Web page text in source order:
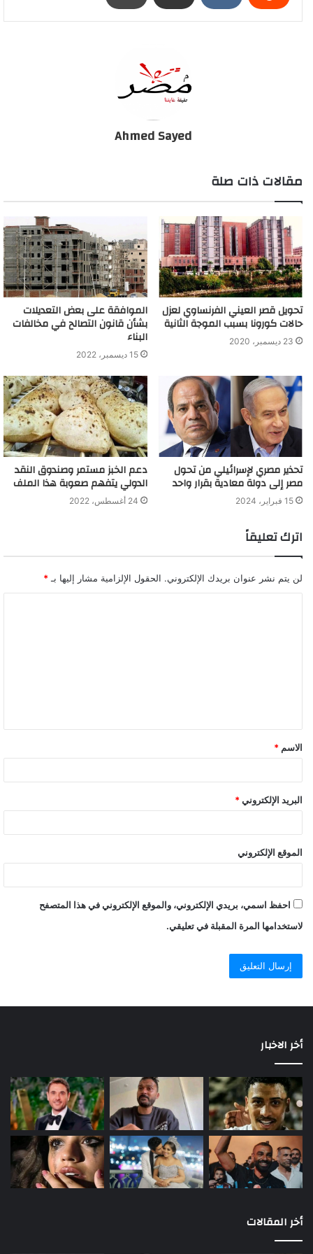
Ahmed Sayed
مقالات ذات صلة
تحويل قصر العيني الفرنساوي لعزل
حالات كورونا بسبب الموجة الثانية
23 ديسمبر، 2020
الموافقة على بعض التعديلات
بشأن قانون التصالح في مخالفات
البناء
15 ديسمبر، 2022
تحذير مصري لإسرائيلي من تحول
مصر إلى دولة معادية بقرار واحد
15 فبراير، 2024
دعم الخبز مستمر وصندوق النقد
الدولي يتفهم صعوبة هذا الملف
24 أغسطس، 2022
اترك تعليقاً
لن يتم نشر عنوان بريدك الإلكتروني. الحقول الإلزامية مشار إليها بـ *
الاسم *
البريد الإلكتروني *
الموقع الإلكتروني
احفظ اسمي، بريدي الإلكتروني، والموقع الإلكتروني في هذا المتصفح
لاستخدامها المرة المقبلة في تعليقي.
أخر الاخبار
أخر المقالات